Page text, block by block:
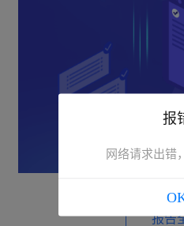
报告
报
网络请求出错